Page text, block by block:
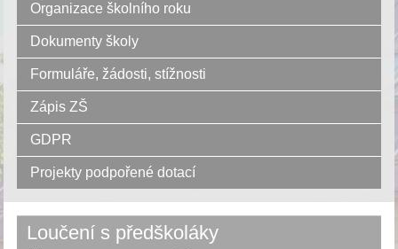
Organizace školního roku
Dokumenty školy
Formuláře, žádosti, stížnosti
Zápis ZŠ
GDPR
Projekty podpořené dotací
Loučení s předškoláky